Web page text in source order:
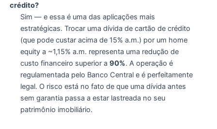
crédito?
Sim — e essa é uma das aplicações mais
estratégicas. Trocar uma dívida de cartão de crédito
(que pode custar acima de 15% a.m.) por um home
equity a ~1,15% a.m. representa uma redução de
custo financeiro superior a 90%. A operação é
regulamentada pelo Banco Central e é perfeitamente
legal. O risco está no fato de que uma dívida antes
sem garantia passa a estar lastreada no seu
patrimônio imobiliário.